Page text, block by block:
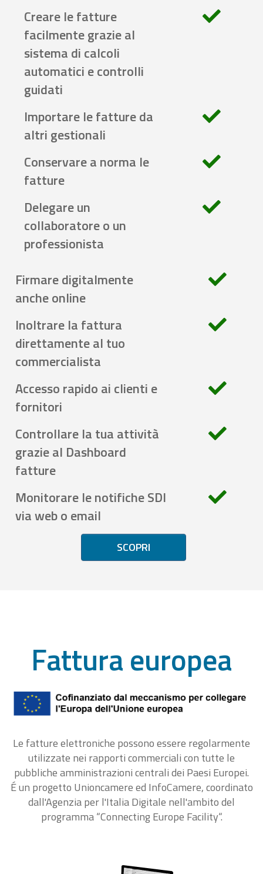
Creare le fatture
facilmente grazie al
sistema di calcoli
automatici e controlli
guidati
Importare le fatture da
altri gestionali
Conservare a norma le
fatture
Delegare un
collaboratore o un
professionista
Firmare digitalmente
anche online
Inoltrare la fattura
direttamente al tuo
commercialista
Accesso rapido ai clienti e
fornitori
Controllare la tua attività
grazie al Dashboard
fatture
Monitorare le notifiche SDI
via web o email
SCOPRI
Fattura europea
Le fatture elettroniche possono essere regolarmente
utilizzate nei rapporti commerciali con tutte le
pubbliche amministrazioni centrali dei Paesi Europei.
É un progetto Unioncamere ed InfoCamere, coordinato
dall'Agenzia per l'Italia Digitale nell'ambito del
programma “Connecting Europe Facility“.